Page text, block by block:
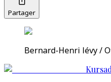
Partager
Bernard-Henri lévy /